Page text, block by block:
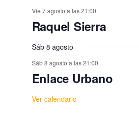
Vie 7 agosto a las 21:00
Raquel Sierra
Sáb 8 agosto
Sáb 8 agosto a las 21:00
Enlace Urbano
Ver calendario